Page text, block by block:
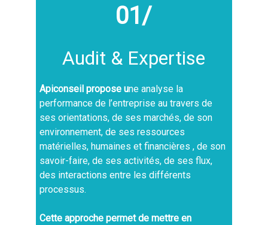
01/
Audit & Expertise
Apiconseil propose une analyse la
performance de l’entreprise au travers de
ses orientations, de ses marchés, de son
environnement, de ses ressources
matérielles, humaines et financières , de son
savoir-faire, de ses activités, de ses flux,
des interactions entre les différents
processus.
Cette approche permet de mettre en